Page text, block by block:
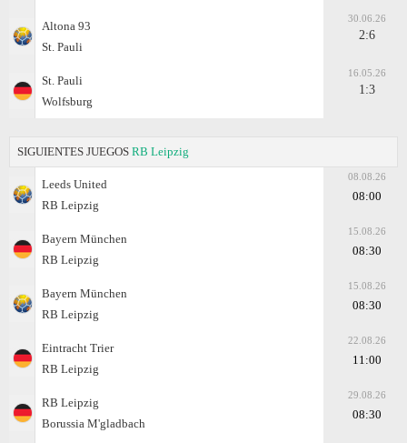
Altona 93
St. Pauli
30.06.26
2:6
St. Pauli
Wolfsburg
16.05.26
1:3
SIGUIENTES JUEGOS RB Leipzig
Leeds United
RB Leipzig
08.08.26
08:00
Bayern München
RB Leipzig
15.08.26
08:30
Bayern München
RB Leipzig
15.08.26
08:30
Eintracht Trier
RB Leipzig
22.08.26
11:00
RB Leipzig
Borussia M'gladbach
29.08.26
08:30